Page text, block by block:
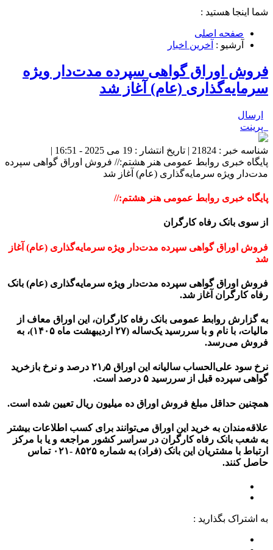
شما اینجا هستید :
صفحه اصلی
آرشیو : آخرین اخبار
فروش اوراق گواهی سپرده مدت‌دار ویژه
سرمایه‌گذاری (عام) آغاز شد
ارسال
پرینت
شناسه خبر : 21824 | تاریخ انتشار : 19 می 2025 - 16:51 |
پایگاه خبری روابط عمومی هنر هشتم:// فروش اوراق گواهی سپرده
مدت‌دار ویژه سرمایه‌گذاری (عام) آغاز شد
پایگاه خبری روابط عمومی هنر هشتم://
از سوی بانک رفاه کارگران
فروش اوراق گواهی سپرده مدت‌دار ویژه سرمایه‌گذاری (عام) آغاز
شد
فروش اوراق گواهی سپرده مدت‌دار ویژه سرمایه‌گذاری (عام) بانک
رفاه کارگران آغاز شد.
به گزارش روابط عمومی بانک رفاه کارگران، این اوراق معاف از
مالیات، با نام و با سررسید یک‌ساله (۲۷ اردیبهشت ماه ۱۴۰۵)، به
فروش می‌رسد.
نرخ سود علی‌الحساب سالیانه این اوراق ۲۱٫۵ درصد و نرخ بازخرید
گواهی سپرده قبل از سررسید ۵ درصد است.
همچنین حداقل مبلغ فروش اوراق ده میلیون ریال تعیین شده است.
علاقه‌مندان به خرید این اوراق می‌توانند برای کسب اطلاعات بیشتر
به شعب بانک رفاه کارگران در سراسر کشور مراجعه و یا با مرکز
ارتباط با مشتریان این بانک (فراد) به شماره ۸۵۲۵ -۰۲۱ تماس
حاصل کنند.
به اشتراک بگذارید :